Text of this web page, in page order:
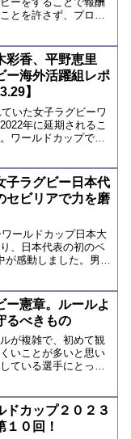
とを許さず、プロリ
各国で選手の強化も
請が強ま...
彩香、平野恵里
ー海外活躍組レポ
】
いた女子ラグビーワ
年に延期されるこ
ワールドカップでの
す。そんな中、現在
子ラグビー日本代
セビリアで力を磨
ールドカップ日本大
、日本代表の初のベ
が感動しました。男子
てきています。実は
ー憲章。ルールよ
るべきもの
が複雑で、初めて観
いことが多いと思い
ている選手にとって
、WORLD RUGBYの
ドカップ２０２３
１０回！